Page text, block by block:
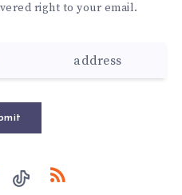
right to your email.